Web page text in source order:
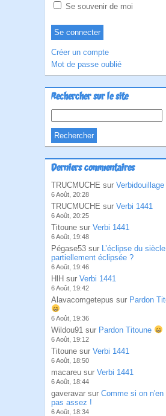
Se souvenir de moi
Créer un compte
Mot de passe oublié
Rechercher sur le site
Derniers commentaires
TRUCMUCHE sur Verbidouillage
6 Août, 20:28
TRUCMUCHE sur Verbi 1441
6 Août, 20:25
Titoune sur Verbi 1441
6 Août, 19:48
Pégase53 sur L’éclipse du siècle
partiellement éclipsée ?
6 Août, 19:46
HlH sur Verbi 1441
6 Août, 19:42
Alavacomgetepus sur Pardon
6 Août, 19:36
Wildou91 sur Pardon Titoune
6 Août, 19:12
Titoune sur Verbi 1441
6 Août, 18:50
macareu sur Verbi 1441
6 Août, 18:44
gaveravar sur Comme si on n'en
pas assez !
6 Août, 18:34